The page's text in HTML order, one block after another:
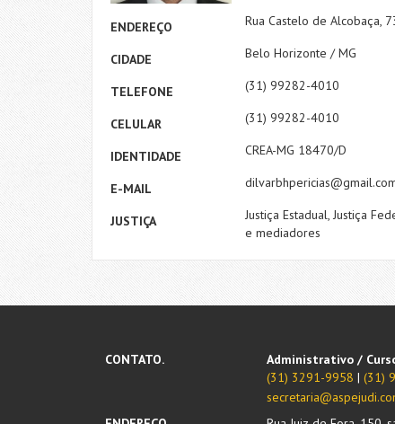
ENDEREÇO Rua Castelo de Alcobaça,
CIDADE Belo Horizonte / MG
TELEFONE (31) 99282-4010
CELULAR (31) 99282-4010
IDENTIDADE CREA-MG 18470/D
E-MAIL
JUSTIÇA
Justiça Estadual, Justiça
e mediadores
CONTATO.
Administrativo /
(31) 3291-9958 | (31)